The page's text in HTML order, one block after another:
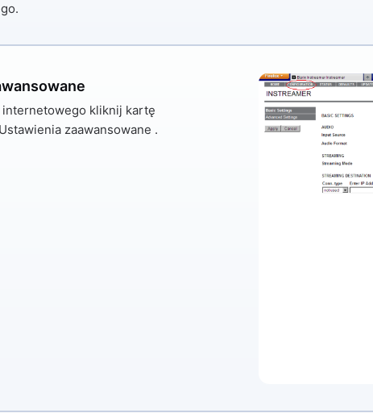
kliknij kartę
Ustawienia zaawansowane .